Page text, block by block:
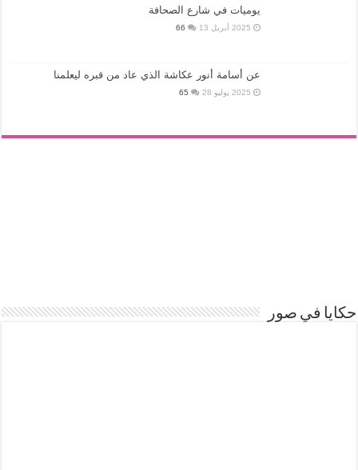
يوميات في شارع الصحافة
2025 أبريل 13 66
عن أسامة أنور عكاشة الذي عاد من قبره ليعلمنا
2025 يوليو 28 65
حكايا في صور